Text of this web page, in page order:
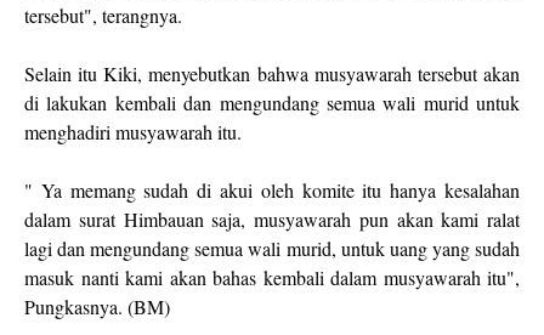
tersebut", terangnya.
Selain itu Kiki, menyebutkan bahwa musyawarah tersebut akan
di lakukan kembali dan mengundang semua wali murid untuk
menghadiri musyawarah itu.
" Ya memang sudah di akui oleh komite itu hanya kesalahan
dalam surat Himbauan saja, musyawarah pun akan kami ralat
lagi dan mengundang semua wali murid, untuk uang yang sudah
masuk nanti kami akan bahas kembali dalam musyawarah itu",
Pungkasnya. (BM)